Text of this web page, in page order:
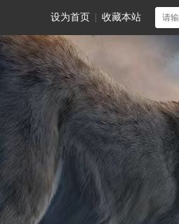
设为首页 收藏本站